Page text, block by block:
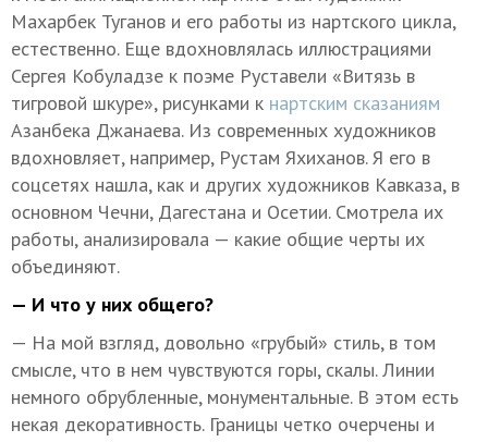
Махарбек Туганов и его работы из нартского цикла,
естественно. Еще вдохновлялась иллюстрациями
Сергея Кобуладзе к поэме Руставели «Витязь в
тигровой шкуре», рисунками к нартским сказаниям
Азанбека Джанаева. Из современных художников
вдохновляет, например, Рустам Яхиханов. Я его в
соцсетях нашла, как и других художников Кавказа, в
основном Чечни, Дагестана и Осетии. Смотрела их
работы, анализировала — какие общие черты их
объединяют.
— И что у них общего?
— На мой взгляд, довольно «грубый» стиль, в том
смысле, что в нем чувствуются горы, скалы. Линии
немного обрубленные, монументальные. В этом есть
некая декоративность. Границы четко очерчены и